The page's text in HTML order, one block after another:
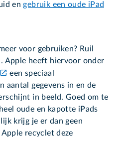
en gebruik een oude iPad
voor gebruiken? Ruil
Apple heeft hiervoor onder
een speciaal
aantal gegevens in en de
in beeld. Goed om te
oude en kapotte iPads
krijg je er dan geen
recyclet deze